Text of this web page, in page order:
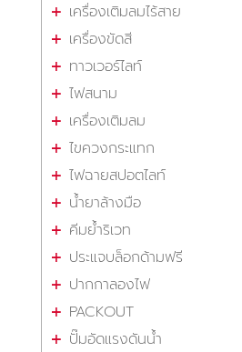
เครื่องเติมลมไร้สาย
เครื่องขัดสี
ทาวเวอร์ไลท์
ไฟสนาม
เครื่องเติมลม
ไขควงกระแทก
ไฟฉายสปอตไลท์
น้ำยาล้างมือ
คีมย้ำริเวท
ประแจบล็อกด้ามฟรี
ปากกาลองไฟ
PACKOUT
ปั๊มอัดแรงดันน้ำ